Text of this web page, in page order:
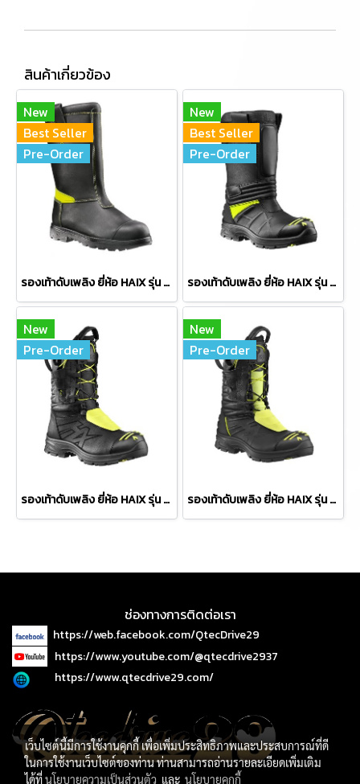
สินค้าเกี่ยวข้อง
New
Best Seller
Pre-Order
รองเท้าดับเพลิง ยี่ห้อ HAIX รุ่น FIREMAN YELLOW
New
Best Seller
Pre-Order
รองเท้าดับเพลิง ยี่ห้อ HAIX รุ่น FIRE EAGLE VARIO
New
Pre-Order
รองเท้าดับเพลิง ยี่ห้อ HAIX รุ่น FIRE EAGLE2.0 EXG
New
Pre-Order
รองเท้าดับเพลิง ยี่ห้อ HAIX รุ่น FIRE EAGLE2.0
ช่องทางการติดต่อเรา
https://web.facebook.com/QtecDrive29
https://www.youtube.com/@qtecdrive2937
https://www.qtecdrive29.com/
เว็บไซต์นี้มีการใช้งานคุกกี้ เพื่อเพิ่มประสิทธิภาพและประสบการณ์ที่ดี
ในการใช้งานเว็บไซต์ของท่าน ท่านสามารถอ่านรายละเอียดเพิ่มเติม
ได้ที่นโยบายความเป็นส่วนตัว และ นโยบายคุกกี้